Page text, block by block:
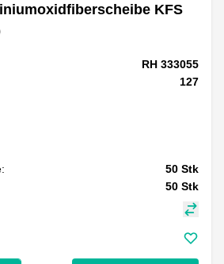
KFS
RH 333055
127
50 Stk
50 Stk